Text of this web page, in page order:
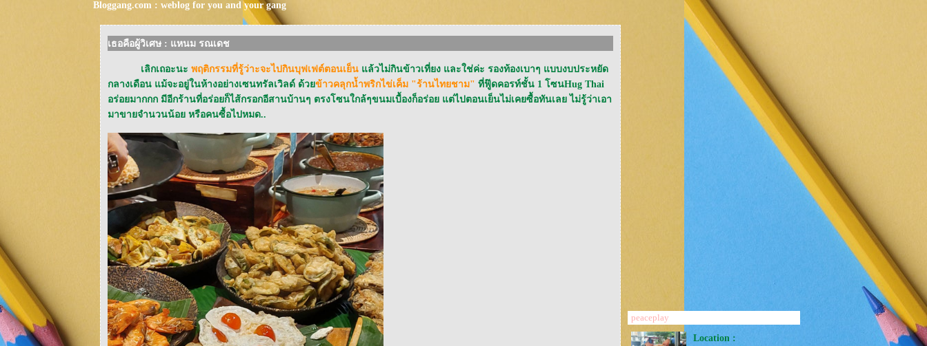
Bloggang.com : weblog for you and your gang
เธอคือผู้วิเศษ : แหนม รณเดช
เลิกเถอะนะ พฤติกรรมที่รู้ว่าะจะไปกินบุฟเฟต์ตอนเย็น ล้วไม่กินข้าวเที่ยง และใช่ค่ะ รองท้องเบาๆ แบบงบประหยัด
กลางเดือน แม้จะอยู่ในห้างอย่างเซนทรัลเวิลด์ ด้วข้าวคลุกน้ำพริกไข่เค็ม "ร้านไทยชาม" ที่ฟู๊ดคอรท์ชั้น 1 โซนHug Thai
อร่อยมากกก มีอีกร้านที่อร่อยก็ไส้กรอกอีสานบ้านๆ ตรงโซนใกล้ๆขนมเบื้องก็อร่อย แต่ไปตอนเย็นไม่เคยซื้อทันเลย ไม่รู้ว่าเอา
มาขายจำนวนน้อย หรือคนซื้อไปหมด..
peaceplay
Location :